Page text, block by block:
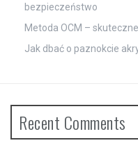
bezpieczeństwo
Metoda OCM –
Jak dbać o paznokcie
Recent Comments